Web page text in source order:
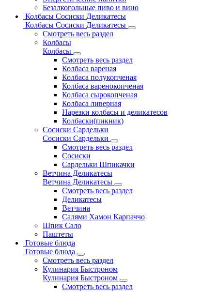
Безалкогольные пиво и вино
Колбасы Сосиски Деликатесы
Колбасы Сосиски Деликатесы
Смотреть весь раздел
Колбасы
Колбасы
Смотреть весь раздел
Колбаса вареная
Колбаса полукопченая
Колбаса варенокопченая
Колбаса сырокопченая
Колбаса ливерная
Нарезки колбасы и деликатесов
Колбаски(пикник)
Сосиски Сардельки
Сосиски Сардельки
Смотреть весь раздел
Сосиски
Сардельки Шпикачки
Ветчина Деликатесы
Ветчина Деликатесы
Смотреть весь раздел
Деликатесы
Ветчина
Салями Хамон Карпаччо
Шпик Сало
Паштеты
Готовые блюда
Готовые блюда
Смотреть весь раздел
Кулинария Быстроном
Кулинария Быстроном
Смотреть весь раздел